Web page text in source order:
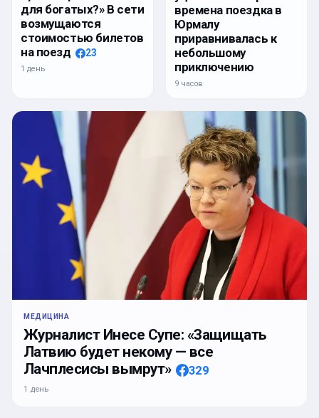
для богатых?» В сети
возмущаются
стоимостью билетов
на поезд
23
1 день
времена поездка в
Юрмалу
приравнивалась к
небольшому
приключению
9 часов
МЕДИЦИНА
Журналист Инесе Супе: «Защищать
Латвию будет некому — все
Лачплесисы вымрут»
329
1 день